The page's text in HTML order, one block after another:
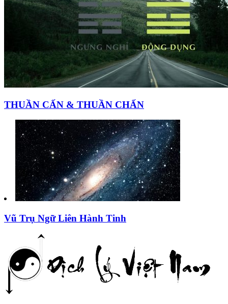
THUẦN CẤN & THUẦN CHẤN
Vũ Trụ Ngữ Liên Hành Tinh